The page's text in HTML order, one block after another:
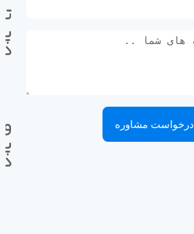
درخواست مشاوره